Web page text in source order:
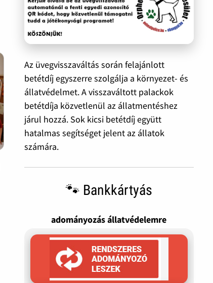
Az üvegvisszaváltás során felajánlott
betétdíj egyszerre szolgálja a környezet- és
állatvédelmet. A visszaváltott palackok
betétdíja közvetlenül az állatmentéshez
járul hozzá. Sok kicsi betétdíj együtt
hatalmas segítséget jelent az állatok
számára.
🐾 Bankkártyás
adományozás állatvédelemre